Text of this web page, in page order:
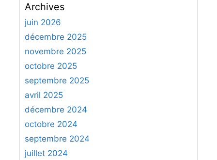
h
e
r
h
e
r
:
Archives
juin 2026
décembre 2025
novembre 2025
octobre 2025
septembre 2025
avril 2025
décembre 2024
octobre 2024
septembre 2024
juillet 2024